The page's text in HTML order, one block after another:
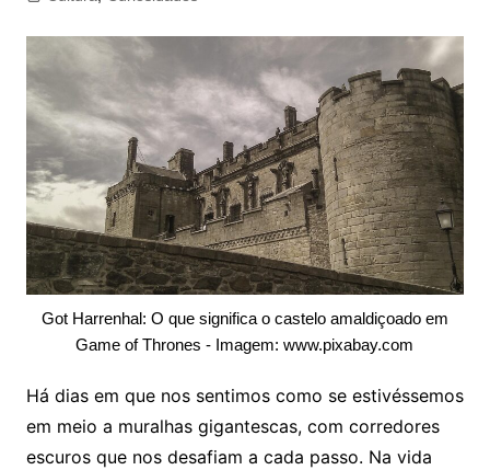
Got Harrenhal: O que significa o castelo amaldiçoado em
Game of Thrones - Imagem: www.pixabay.com
Há dias em que nos sentimos como se estivéssemos
em meio a muralhas gigantescas, com corredores
escuros que nos desafiam a cada passo. Na vida